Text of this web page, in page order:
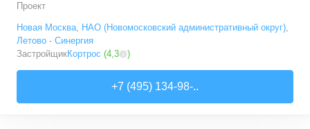
Проект
Новая Москва, НАО (Новомосковский административный округ),
Летово - Синергия
ЗастройщикКортрос (4,3 )
+7 (495) 134-98-..